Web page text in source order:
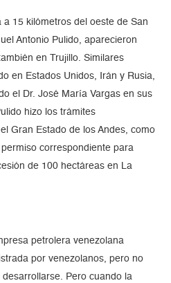
a 15 kilómetros del oeste de San
Antonio Pulido, aparecieron
en Trujillo. Similares
en Estados Unidos, Irán y Rusia,
el Dr. José María Vargas en sus
hizo los trámites
Gran Estado de los Andes, como
correspondiente para
de 100 hectáreas en La
petrolera venezolana
por venezolanos, pero no
Pero cuando la